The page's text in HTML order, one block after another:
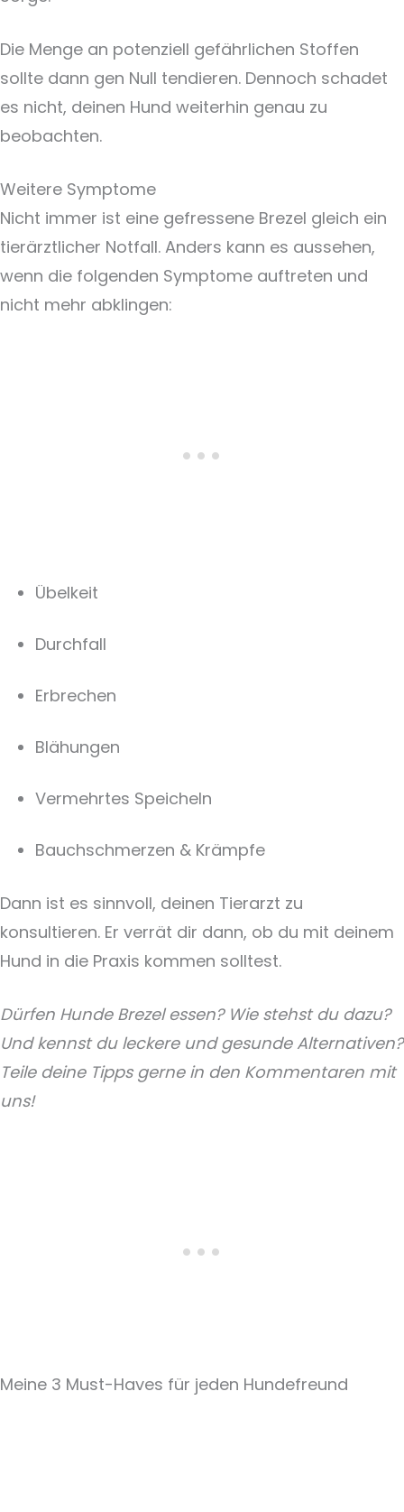
Die Menge an potenziell gefährlichen Stoffen
sollte dann gen Null tendieren. Dennoch schadet
es nicht, deinen Hund weiterhin genau zu
beobachten.
Weitere Symptome
Nicht immer ist eine gefressene Brezel gleich ein
tierärztlicher Notfall. Anders kann es aussehen,
wenn die folgenden Symptome auftreten und
nicht mehr abklingen:
Übelkeit
Durchfall
Erbrechen
Blähungen
Vermehrtes Speicheln
Bauchschmerzen & Krämpfe
Dann ist es sinnvoll, deinen Tierarzt zu
konsultieren. Er verrät dir dann, ob du mit deinem
Hund in die Praxis kommen solltest.
Dürfen Hunde Brezel essen? Wie stehst du dazu?
Und kennst du leckere und gesunde Alternativen?
Teile deine Tipps gerne in den Kommentaren mit
uns!
Meine 3 Must-Haves für jeden Hundefreund